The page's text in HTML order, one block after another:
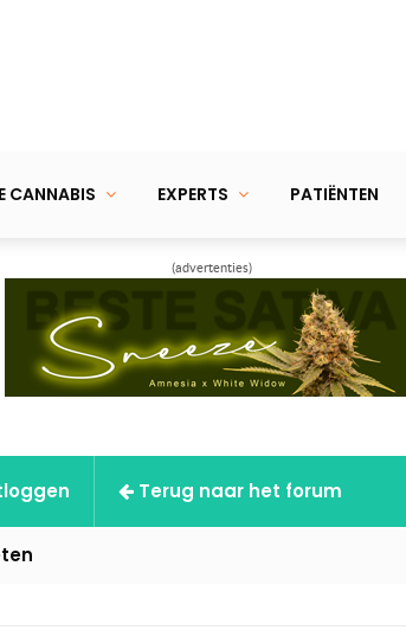
CANNABIS EXPERTS PATIËNTEN
(advertenties)
Terug naar het forum